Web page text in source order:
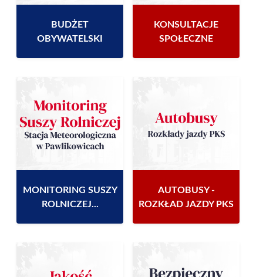
BUDŻET
OBYWATELSKI
KONSULTACJE
SPOŁECZNE
MONITORING SUSZY
ROLNICZEJ...
AUTOBUSY -
ROZKŁAD JAZDY PKS